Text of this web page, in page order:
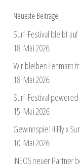
Neueste Beiträge
Surf-Festival bleibt
18. Mai 2026
Wir bleiben Fehmarn
18. Mai 2026
Surf-Festival
15. Mai 2026
Gewinnspiel HiFly x
10. Mai 2026
INEOS neuer Partner